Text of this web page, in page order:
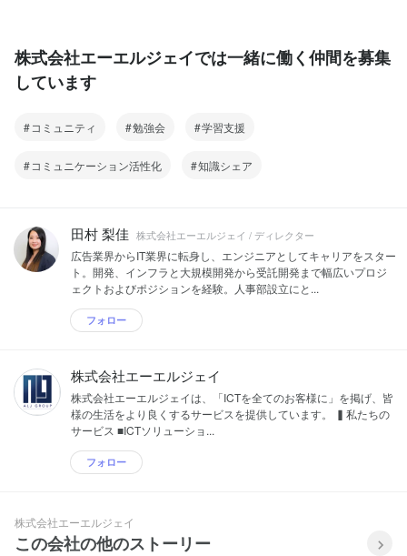
株式会社エーエルジェイでは一緒に働く仲間を募集
しています
コミュニティ 勉強会 学習支援
コミュニケーション活性化 知識シェア
田村 梨佳 株式会社エーエルジェイ / ディレクター
広告業界からIT業界に転身し、エンジニアとしてキャリアをスター
ト。開発、インフラと大規模開発から受託開発まで幅広いプロジ
ェクトおよびポジションを経験。人事部設立にと...
フォロー
株式会社エーエルジェイ
株式会社エーエルジェイは、「ICTを全てのお客様に」を掲げ、皆
様の生活をより良くするサービスを提供しています。 ▍私たちの
サービス ■ICTソリューショ...
フォロー
株式会社エーエルジェイ
この会社の他のストーリー